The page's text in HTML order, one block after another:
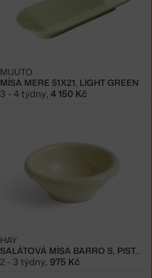
MÍSA MERE 51X21, LIGHT GREEN
MUUTO
3 - 4 týdny, 4 150 Kč
SALÁTOVÁ MÍSA BARRO S, PISTACHIO
HAY
2 - 3 týdny, 975 Kč